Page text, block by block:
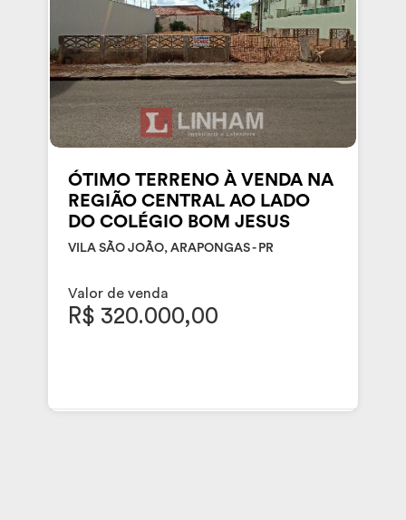
ÓTIMO TERRENO À VENDA NA
REGIÃO CENTRAL AO LADO
DO COLÉGIO BOM JESUS
VILA SÃO JOÃO, ARAPONGAS - PR
Valor de venda
R$ 320.000,00